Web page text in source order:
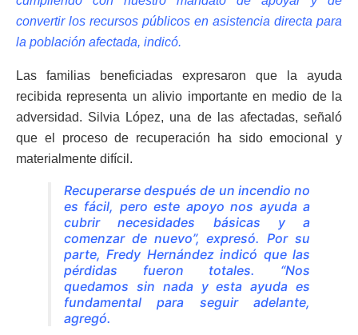
convertir los recursos públicos en asistencia directa para
la población afectada, indicó.
Las familias beneficiadas expresaron que la ayuda
recibida representa un alivio importante en medio de la
adversidad. Silvia López, una de las afectadas, señaló
que el proceso de recuperación ha sido emocional y
materialmente difícil.
Recuperarse después de un incendio no
es fácil, pero este apoyo nos ayuda a
cubrir necesidades básicas y a
comenzar de nuevo”, expresó. Por su
parte, Fredy Hernández indicó que las
pérdidas fueron totales. “Nos
quedamos sin nada y esta ayuda es
fundamental para seguir adelante,
agregó.